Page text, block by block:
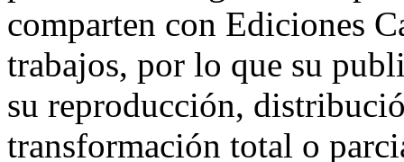
comparten con Ediciones
trabajos, por lo que su
su reproducción,
transformación total o